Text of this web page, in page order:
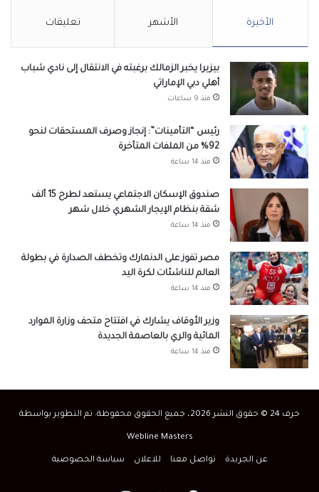
الأخيرة الأشهر تعليقات
بيزيرا يخبر الزمالك برغبته في الانتقال إلى نادي شباب
أهلي دبي الإماراتي
منذ 9 ساعات
رئيس “التأمينات”: إنجاز وصرف المستحقات لنحو
92% من الملفات المتأخرة
منذ 14 ساعة
صندوق الإسكان الاجتماعي يستعد لطرح 15 ألف
شقة بنظام الإيجار الشهري خلال شهر
منذ 14 ساعة
مصر تفوز على الدنمارك وتخطف الصدارة في بطولة
العالم للناشئات لكرة اليد
منذ 14 ساعة
وزير الأوقاف يشارك في افتتاح متحف وزارة الموارد
المائية والري بالعاصمة الجديدة
منذ 14 ساعة
حرف 24 © حقوق النشر 2026، جميع الحقوق محفوظة. تم التطوير بواسطة
Webline Masters
عن الجريدة تواصل معنا للاعلان سياسة الخصوصية